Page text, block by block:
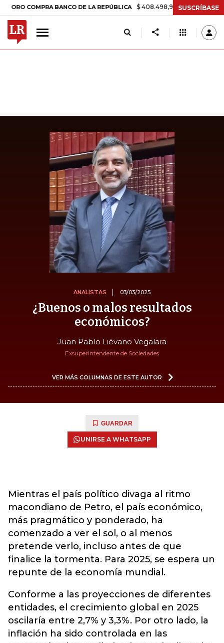
COMPRA BANCO DE LA REPÚBLICA $ 408.498,97 +$ 8.753,81 +2,19%
SUSCRÍBASE
ANALISTAS 03/03/2025
¿Buenos o malos resultados
económicos?
Juan Pablo Liévano Vegalara
Exsuperintendente de Sociedades
VER MÁS COLUMNAS DE ESTE AUTOR
GUARDAR
UNIRSE A WHATSAPP
Mientras el país político divaga al ritmo
macondiano de Petro, el país económico,
más pragmático y ponderado, ha
comenzado a ver el sol, o al menos
pretende verlo, incluso antes de que
finalice la tormenta. Para 2025, se espera un
repunte de la economía mundial.
Conforme a las proyecciones de diferentes
entidades, el crecimiento global en 2025
oscilaría entre 2,7% y 3,3%. Por otro lado, la
inflación ha sido controlada en las